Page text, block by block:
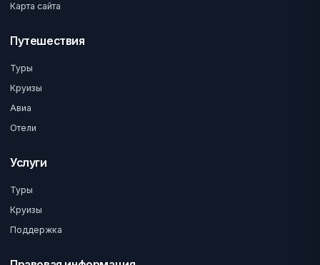
Карта сайта
Путешествия
Туры
Круизы
Авиа
Отели
Услуги
Туры
Круизы
Поддержка